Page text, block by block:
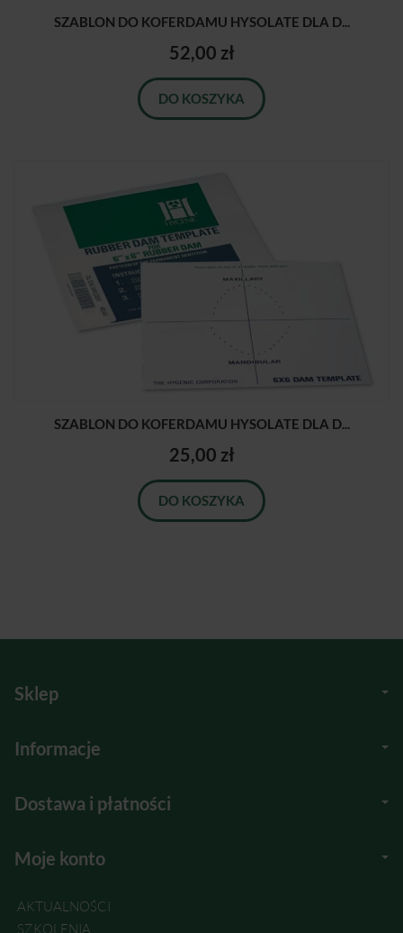
SZABLON DO KOFERDAMU HYSOLATE DLA D...
52,00 zł
DO KOSZYKA
SZABLON DO KOFERDAMU HYSOLATE DLA D...
25,00 zł
DO KOSZYKA
Sklep
Informacje
Dostawa i płatności
Moje konto
AKTUALNOŚCI
SZKOLENIA